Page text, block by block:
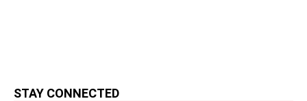
STAY CONNECTED